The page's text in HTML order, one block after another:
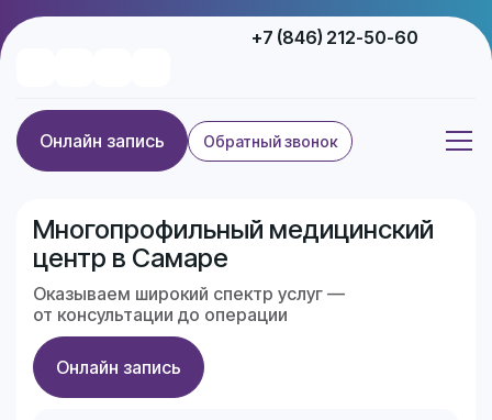
+7 (846) 212-50-60
Онлайн запись Обратный звонок
Многопрофильный медицинский
центр в Самаре
Оказываем широкий спектр услуг —
от консультации до операции
Онлайн запись